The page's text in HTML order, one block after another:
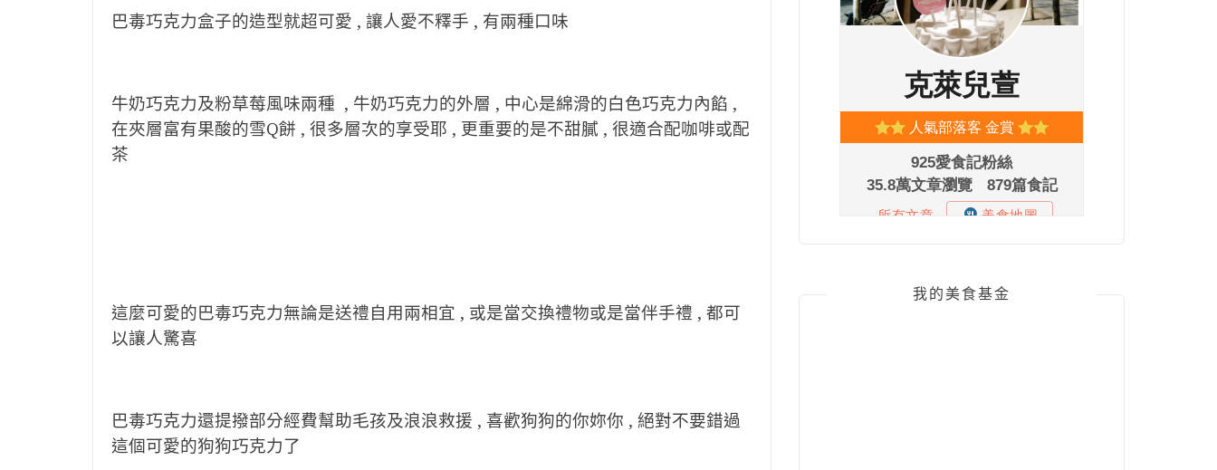
巴毒巧克力盒子的造型就超可愛 , 讓人愛不釋手 , 有兩種口味
牛奶巧克力及粉草莓風味兩種 , 牛奶巧克力的外層 , 中心是綿滑的白色巧克力內餡 ,
在夾層富有果酸的雪Q餅 , 很多層次的享受耶 , 更重要的是不甜膩 , 很適合配咖啡或配
茶
這麼可愛的巴毒巧克力無論是送禮自用兩相宜 , 或是當交換禮物或是當伴手禮 , 都可
以讓人驚喜
巴毒巧克力還提撥部分經費幫助毛孩及浪浪救援 , 喜歡狗狗的你妳你 , 絕對不要錯過
這個可愛的狗狗巧克力了
我的美食基金